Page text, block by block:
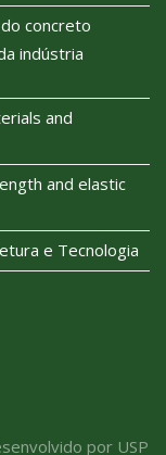
concreto
indústria
and
and elastic
e Tecnologia
por USP